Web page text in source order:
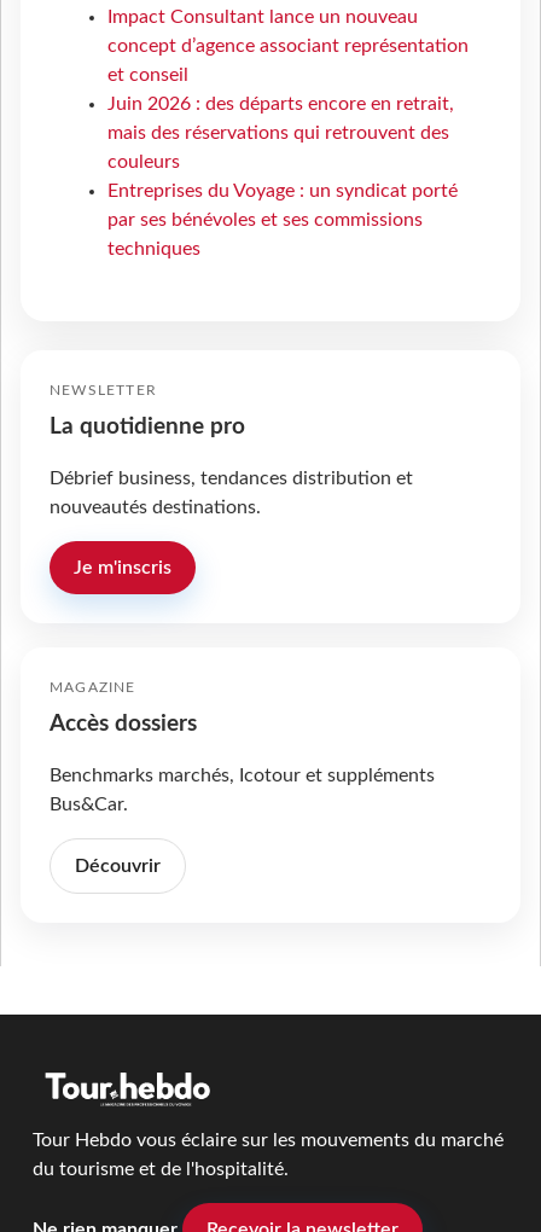
Impact Consultant lance un nouveau
concept d’agence associant représentation
et conseil
Juin 2026 : des départs encore en retrait,
mais des réservations qui retrouvent des
couleurs
Entreprises du Voyage : un syndicat porté
par ses bénévoles et ses commissions
techniques
NEWSLETTER
La quotidienne pro
Débrief business, tendances distribution et
nouveautés destinations.
Je m'inscris
MAGAZINE
Accès dossiers
Benchmarks marchés, Icotour et suppléments
Bus&Car.
Découvrir
Tour Hebdo vous éclaire sur les mouvements du marché
du tourisme et de l'hospitalité.